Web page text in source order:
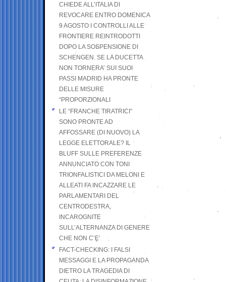
CHIEDE ALL’ITALIA DI
REVOCARE ENTRO DOMENICA
9 AGOSTO I CONTROLLI ALLE
FRONTIERE REINTRODOTTI
DOPO LA SOSPENSIONE DI
SCHENGEN. SE LA DUCETTA
NON TORNERA’ SUI SUOI
PASSI MADRID HA PRONTE
DELLE MISURE
“PROPORZIONALI
LE “FRANCHE TIRATRICI”
SONO PRONTE AD
AFFOSSARE (DI NUOVO) LA
LEGGE ELETTORALE? IL
BLUFF SULLE PREFERENZE
ANNUNCIATO CON TONI
TRIONFALISTICI DA MELONI E
ALLEATI FA INCAZZARE LE
PARLAMENTARI DEL
CENTRODESTRA,
INCAROGNITE
SULL’ALTERNANZA DI GENERE
CHE NON C’E’
FACT-CHECKING: I FALSI
MESSAGGI E LA PROPAGANDA
DIETRO LA TRAGEDIA DI